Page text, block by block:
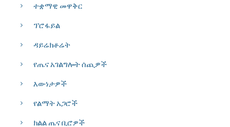
ተቋማዊ መዋቅር
ፕሮፋይል
ዳይሬክቶሬት
የጤና አገልግሎት ሰጪዎች
እውነታዎች
የልማት አጋሮች
ክልል ጤና ቢሮዎች